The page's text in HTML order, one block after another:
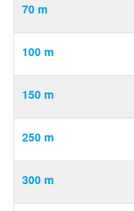
70 m
100 m
150 m
250 m
300 m